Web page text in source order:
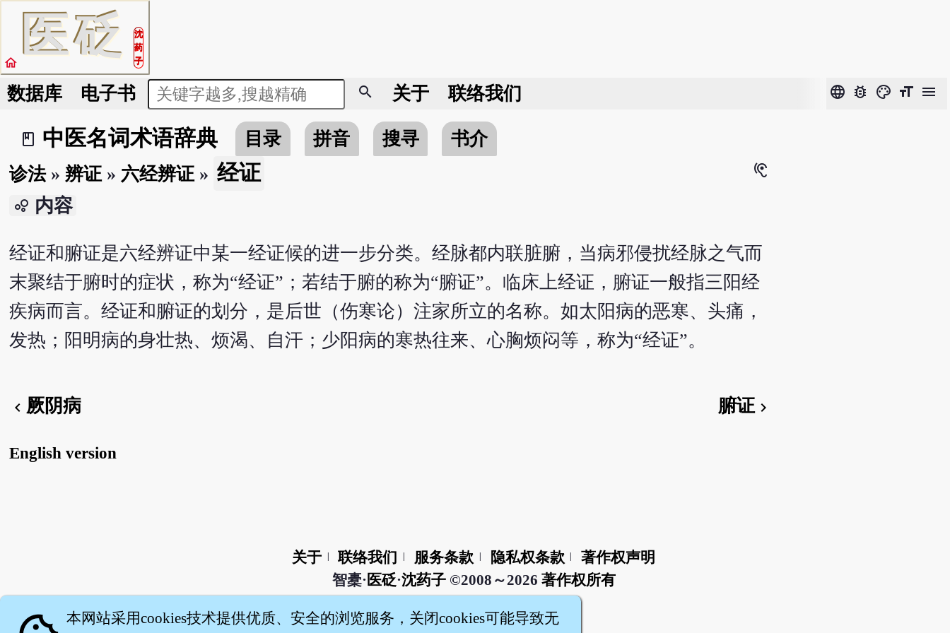
医砭
沈
药
子
home
数据库 电子书 search 关于 联络我们 language bug_report color_lens format_size menu
book_2
中医名词术语辞典 目录 拼音 搜寻
书介
诊法» 辨证» 六经辨证» 经证 hearing
bubble_chart 内容
经证和腑证是六经辨证中某一经证候的进一步分类。经脉都内联脏腑，当病邪侵扰经脉之气而
末聚结于腑时的症状，称为“经证”；若结于腑的称为“腑证”。临床上经证，腑证一般指三阳经
疾病而言。经证和腑证的划分，是后世（伤寒论）注家所立的名称。如太阳病的恶寒、头痛，
发热；阳明病的身壮热、烦渴、自汗；少阳病的寒热往来、心胸烦闷等，称为“经证”。
chevron_left 厥阴病 腑证chevron_right
English version
关于 联络我们 服务条款 隐私权条款
著作权声明
智橐· 医砭·沈药子©2008～2026 著作权所有
本网站采用cookies技术提供优质、安全的浏览服务，关闭cookies可能导致无